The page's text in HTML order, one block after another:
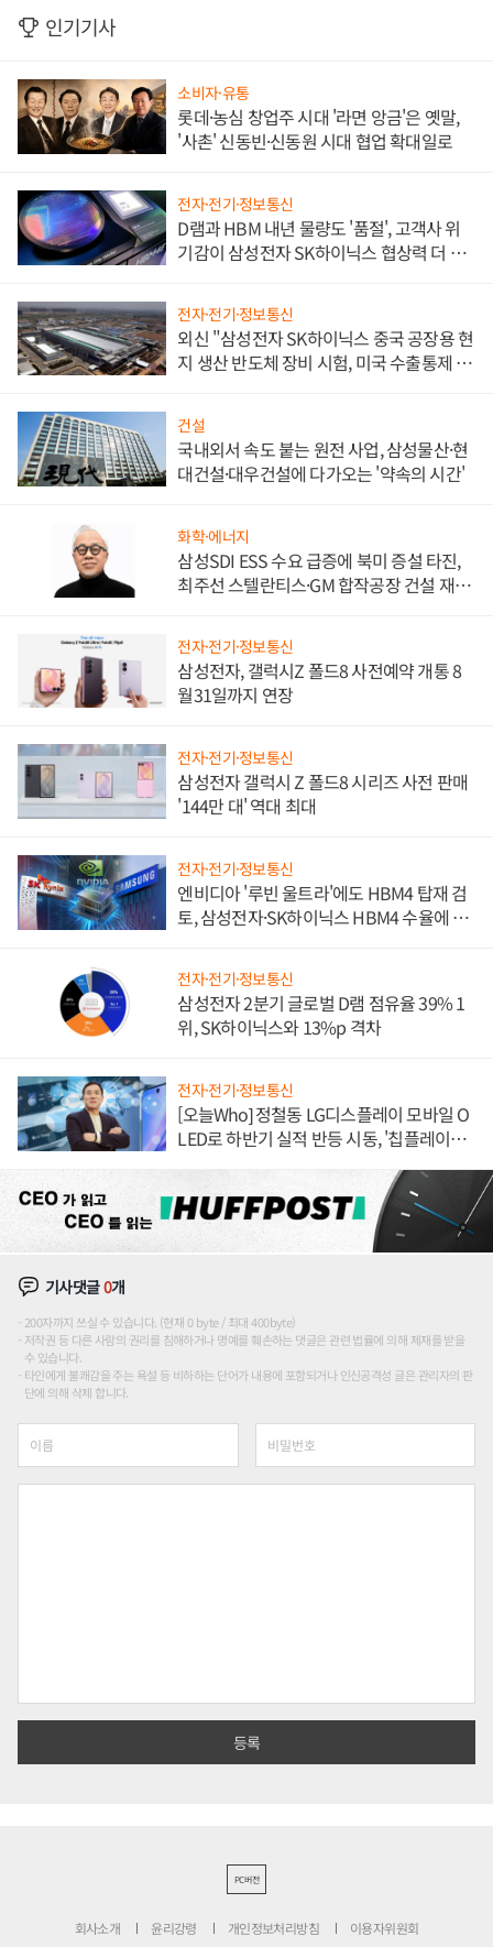
인기기사
소비자·유통
롯데·농심 창업주 시대 '라면 앙금'은 옛말,
'사촌' 신동빈·신동원 시대 협업 확대일로
전자·전기·정보통신
D램과 HBM 내년 물량도 '품절', 고객사 위
기감이 삼성전자 SK하이닉스 협상력 더 키
전자·전기·정보통신
외신 "삼성전자 SK하이닉스 중국 공장용 현
지 생산 반도체 장비 시험, 미국 수출통제 대
건설
국내외서 속도 붙는 원전 사업, 삼성물산·현
대건설·대우건설에 다가오는 '약속의 시간'
화학·에너지
삼성SDI ESS 수요 급증에 북미 증설 타진,
최주선 스텔란티스·GM 합작공장 건설 재추
전자·전기·정보통신
삼성전자, 갤럭시Z 폴드8 사전예약 개통 8
월31일까지 연장
전자·전기·정보통신
삼성전자 갤럭시 Z 폴드8 시리즈 사전 판매
'144만 대' 역대 최대
전자·전기·정보통신
엔비디아 '루빈 울트라'에도 HBM4 탑재 검
토, 삼성전자·SK하이닉스 HBM4 수율에 주
전자·전기·정보통신
삼성전자 2분기 글로벌 D램 점유율 39% 1
위, SK하이닉스와 13%p 격차
전자·전기·정보통신
[오늘Who] 정철동 LG디스플레이 모바일 O
LED로 하반기 실적 반등 시동, '칩플레이
기사댓글0개
200자까지 쓰실 수 있습니다. (현재 0 byte / 최대 400byte)
저작권 등 다른 사람의 권리를 침해하거나 명예를 훼손하는 댓글은 관련 법률에 의해 제재를 받을
수 있습니다.
타인에게 불쾌감을 주는 욕설 등 비하하는 단어가 내용에 포함되거나 인신공격성 글은 관리자의 판
단에 의해 삭제 합니다.
PC버전
회사소개 윤리강령 개인정보처리방침 이용자위원회